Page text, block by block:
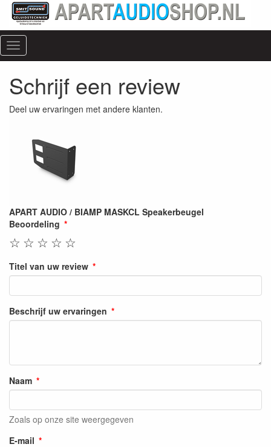
Menu
Schrijf een review
Deel uw ervaringen met andere klanten.
APART AUDIO / BIAMP MASKCL Speakerbeugel
Beoordeling
☆
☆
☆
☆
☆
Titel van uw review
Beschrijf uw ervaringen
Naam
Zoals op onze site weergegeven
E-mail